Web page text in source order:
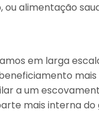
alimentação
em larga
a um
mais interna do